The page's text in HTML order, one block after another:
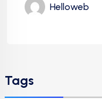
Helloweb
Tags